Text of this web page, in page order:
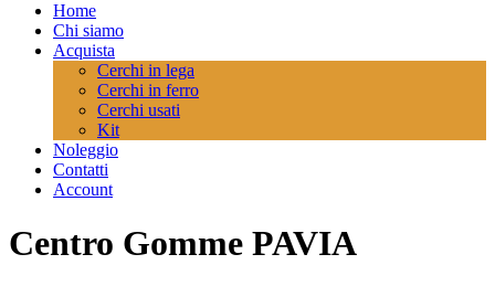
Home
Chi siamo
Acquista
Cerchi in lega
Cerchi in ferro
Cerchi usati
Kit
Noleggio
Contatti
Account
Centro Gomme PAVIA